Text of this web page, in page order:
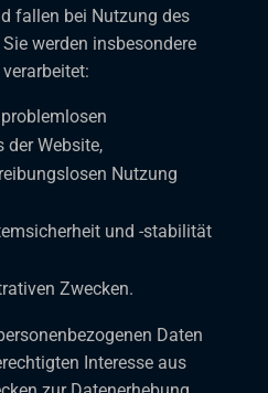
fallen bei Nutzung des
werden insbesondere
Website,
Nutzung
und -stabilität
Zwecken.
Daten
Interesse aus